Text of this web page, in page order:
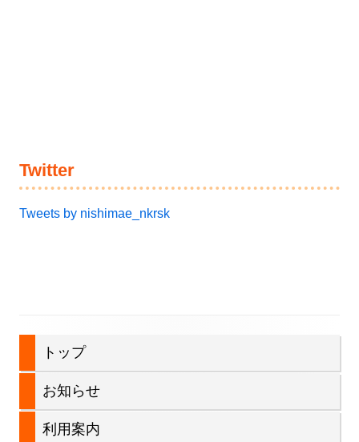
Twitter
Tweets by nishimae_nkrsk
トップ
お知らせ
利用案内